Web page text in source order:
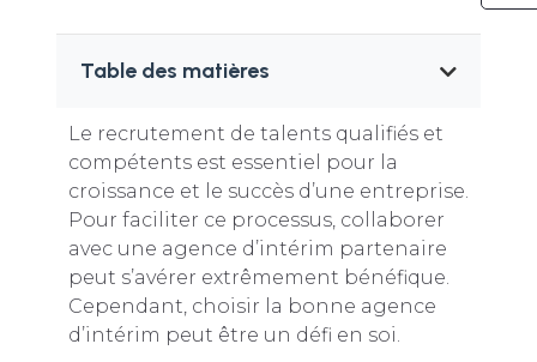
Table des matières
Le recrutement de talents qualifiés et
compétents est essentiel pour la
croissance et le succès d’une entreprise.
Pour faciliter ce processus, collaborer
avec une agence d’intérim partenaire
peut s’avérer extrêmement bénéfique.
Cependant, choisir la bonne agence
d’intérim peut être un défi en soi.